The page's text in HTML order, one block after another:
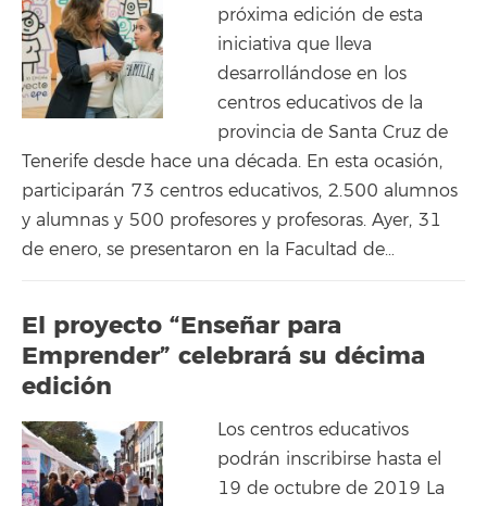
próxima edición de esta
iniciativa que lleva
desarrollándose en los
centros educativos de la
provincia de Santa Cruz de
Tenerife desde hace una década. En esta ocasión,
participarán 73 centros educativos, 2.500 alumnos
y alumnas y 500 profesores y profesoras. Ayer, 31
de enero, se presentaron en la Facultad de…
El proyecto “Enseñar para
Emprender” celebrará su décima
edición
Los centros educativos
podrán inscribirse hasta el
19 de octubre de 2019 La